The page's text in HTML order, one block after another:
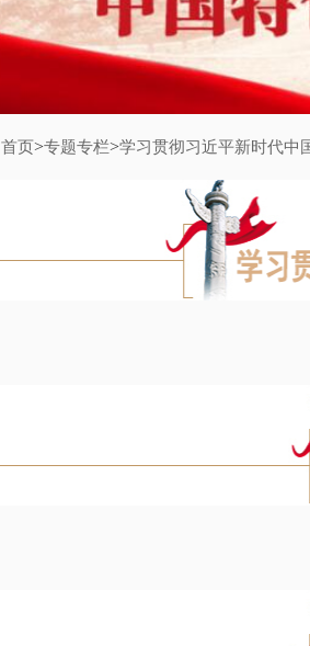
首页>专题专栏>学习贯彻习近平新时代中